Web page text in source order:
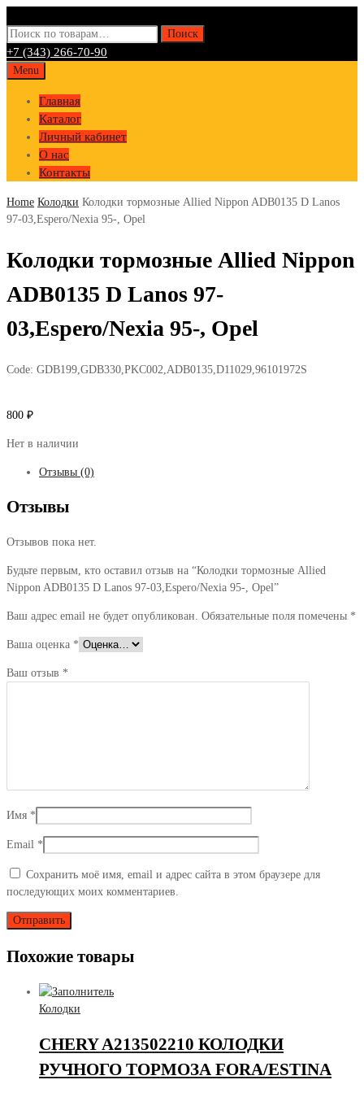
Искать: Поиск
+7 (343) 266-70-90
Skip
content
Menu
Главная
Каталог
Личный кабинет
О нас
Контакты
Home Колодки Колодки тормозные Allied Nippon ADB0135 D Lanos
97-03,Espero/Nexia 95-, Opel
Колодки тормозные Allied Nippon
ADB0135 D Lanos 97-
03,Espero/Nexia 95-, Opel
Code: GDB199,GDB330,PKC002,ADB0135,D11029,96101972S
800 ₽
Нет в наличии
Отзывы (0)
Отзывы
Отзывов пока нет.
Будьте первым, кто оставил отзыв на “Колодки тормозные Allied
Nippon ADB0135 D Lanos 97-03,Espero/Nexia 95-, Opel”
Ваш адрес email не будет опубликован. Обязательные поля помечены *
Ваша оценка *
Ваш отзыв *
Имя *
Email *
Сохранить моё имя, email и адрес сайта в этом браузере для
последующих моих комментариев.
Похожие товары
Колодки
CHERY A213502210 КОЛОДКИ
РУЧНОГО ТОРМОЗА FORA/ESTINA